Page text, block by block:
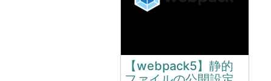
【webpack5】静的